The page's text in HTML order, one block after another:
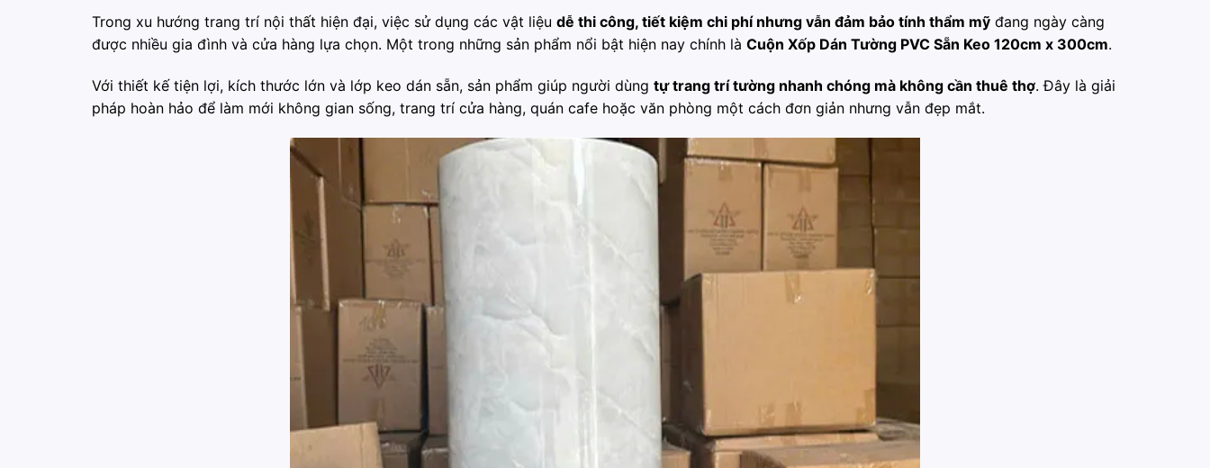
Trong xu hướng trang trí nội thất hiện đại, việc sử dụng các vật liệu dễ thi công, tiết kiệm chi phí nhưng vẫn đảm bảo tính thẩm mỹ đang ngày càng
được nhiều gia đình và cửa hàng lựa chọn. Một trong những sản phẩm nổi bật hiện nay chính là Cuộn Xốp Dán Tường PVC Sẵn Keo 120cm x 300cm.
Với thiết kế tiện lợi, kích thước lớn và lớp keo dán sẵn, sản phẩm giúp người dùng tự trang trí tường nhanh chóng mà không cần thuê thợ. Đây là giải
pháp hoàn hảo để làm mới không gian sống, trang trí cửa hàng, quán cafe hoặc văn phòng một cách đơn giản nhưng vẫn đẹp mắt.